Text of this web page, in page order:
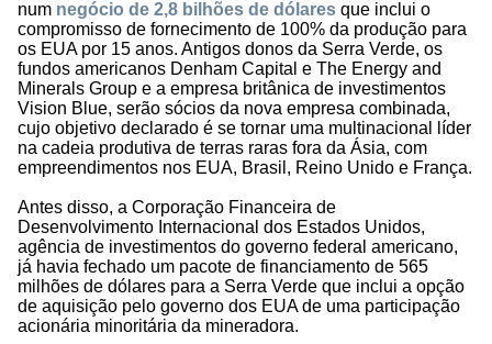
num negócio de 2,8 bilhões de dólares que inclui o
compromisso de fornecimento de 100% da produção para
os EUA por 15 anos. Antigos donos da Serra Verde, os
fundos americanos Denham Capital e The Energy and
Minerals Group e a empresa britânica de investimentos
Vision Blue, serão sócios da nova empresa combinada,
cujo objetivo declarado é se tornar uma multinacional líder
na cadeia produtiva de terras raras fora da Ásia, com
empreendimentos nos EUA, Brasil, Reino Unido e França.
Antes disso, a Corporação Financeira de
Desenvolvimento Internacional dos Estados Unidos,
agência de investimentos do governo federal americano,
já havia fechado um pacote de financiamento de 565
milhões de dólares para a Serra Verde que inclui a opção
de aquisição pelo governo dos EUA de uma participação
acionária minoritária da mineradora.